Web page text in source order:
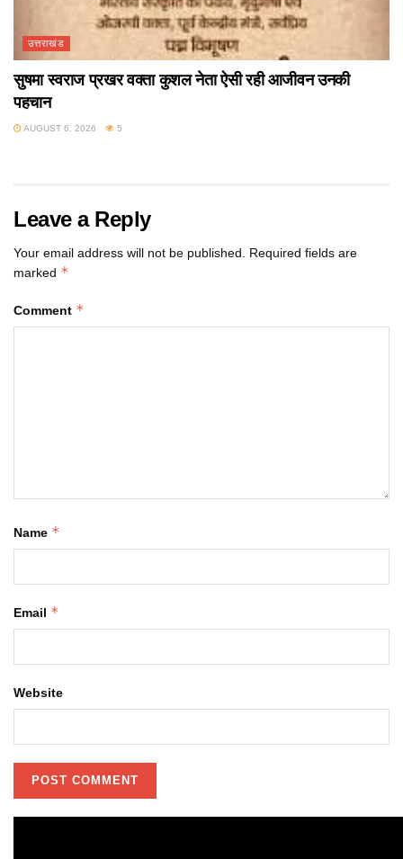
उत्तराखंड
सुषमा स्वराज प्रखर वक्ता कुशल नेता ऐसी रही आजीवन उनकी
पहचान
AUGUST 6, 2026 5
Leave a Reply
Your email address will not be published. Required fields are
marked *
Comment *
Name *
Email *
Website